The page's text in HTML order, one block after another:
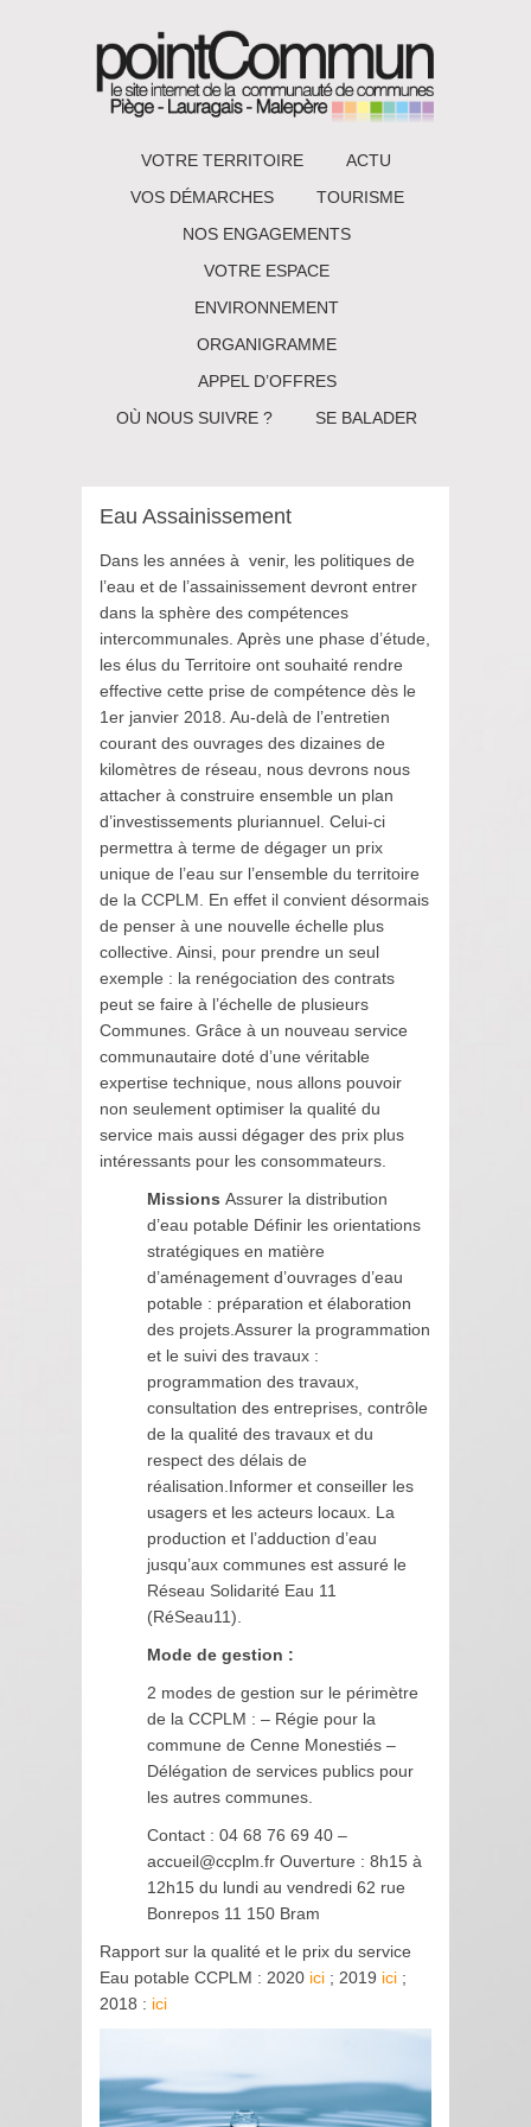
VOTRE TERRITOIRE
ACTU
VOS DÉMARCHES
TOURISME
NOS ENGAGEMENTS
VOTRE ESPACE
ENVIRONNEMENT
ORGANIGRAMME
APPEL D’OFFRES
OÙ NOUS SUIVRE ?
SE BALADER
Eau Assainissement
Dans les années à venir, les politiques de
l’eau et de l’assainissement devront entrer
dans la sphère des compétences
intercommunales. Après une phase d’étude,
les élus du Territoire ont souhaité rendre
effective cette prise de compétence dès le
1er janvier 2018. Au-delà de l’entretien
courant des ouvrages des dizaines de
kilomètres de réseau, nous devrons nous
attacher à construire ensemble un plan
d’investissements pluriannuel. Celui-ci
permettra à terme de dégager un prix
unique de l’eau sur l’ensemble du territoire
de la CCPLM. En effet il convient désormais
de penser à une nouvelle échelle plus
collective. Ainsi, pour prendre un seul
exemple : la renégociation des contrats
peut se faire à l’échelle de plusieurs
Communes. Grâce à un nouveau service
communautaire doté d’une véritable
expertise technique, nous allons pouvoir
non seulement optimiser la qualité du
service mais aussi dégager des prix plus
intéressants pour les consommateurs.
Missions Assurer la distribution
d’eau potable Définir les orientations
stratégiques en matière
d’aménagement d’ouvrages d’eau
potable : préparation et élaboration
des projets.Assurer la programmation
et le suivi des travaux :
programmation des travaux,
consultation des entreprises, contrôle
de la qualité des travaux et du
respect des délais de
réalisation.Informer et conseiller les
usagers et les acteurs locaux. La
production et l’adduction d’eau
jusqu’aux communes est assuré le
Réseau Solidarité Eau 11
(RéSeau11).
Mode de gestion :
2 modes de gestion sur le périmètre
de la CCPLM : – Régie pour la
commune de Cenne Monestiés –
Délégation de services publics pour
les autres communes.
Contact : 04 68 76 69 40 –
accueil@ccplm.fr Ouverture : 8h15 à
12h15 du lundi au vendredi 62 rue
Bonrepos 11 150 Bram
Rapport sur la qualité et le prix du service
Eau potable CCPLM : 2020 ici ; 2019 ici ;
2018 : ici